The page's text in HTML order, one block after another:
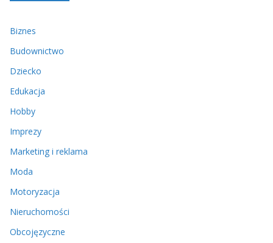
Biznes
Budownictwo
Dziecko
Edukacja
Hobby
Imprezy
Marketing i reklama
Moda
Motoryzacja
Nieruchomości
Obcojęzyczne